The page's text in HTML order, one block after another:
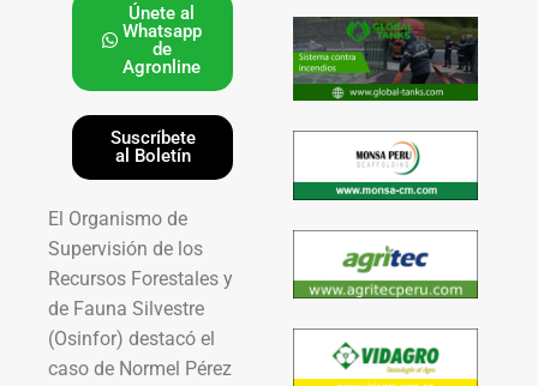
Únete al
Whatsapp
de
Agronline
Suscríbete
al Boletín
El Organismo de
Supervisión de los
Recursos Forestales y
de Fauna Silvestre
(Osinfor) destacó el
caso de Normel Pérez